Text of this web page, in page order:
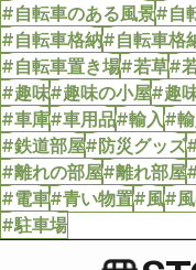
#自転車のある風景#自
#自転車格納#自転車格
#自転車置き場#若草#
#趣味#趣味の小屋#趣
#車庫#車用品#輸入#
#鉄道部屋#防災グッズ
#離れの部屋#離れ部屋
#電車#青い物置#風#
#駐車場